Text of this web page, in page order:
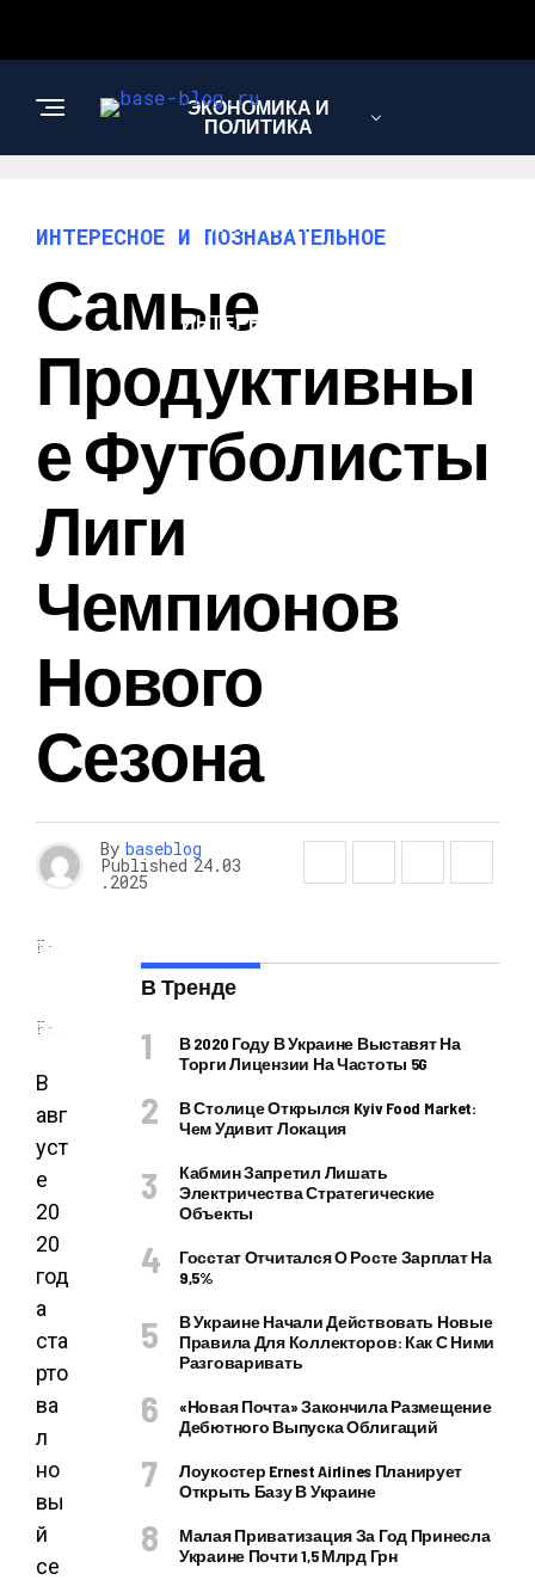
ЭКОНОМИКА И
ПОЛИТИКА
НОВОСТИ
ИНТЕРЕСНОЕ И
ИНТЕРЕСНОЕ И ПОЗНАВАТЕЛЬНОЕ
Самые
Продуктивны
Е Футболисты
Лиги
Чемпионов
Нового
Сезона
By baseblog
Published 24.03
.2025
В
авг
уст
е
20
20
год
а
ста
рто
ва
л
но
вы
й
се
В Тренде
В 2020 Году В Украине Выставят На
Торги Лицензии На Частоты 5G
В Столице Открылся Kyiv Food Market:
Чем Удивит Локация
Кабмин Запретил Лишать
Электричества Стратегические
Объекты
Госстат Отчитался О Росте Зарплат На
9,5%
В Украине Начали Действовать Новые
Правила Для Коллекторов: Как С Ними
Разговаривать
«Новая Почта» Закончила Размещение
Дебютного Выпуска Облигаций
Лоукостер Ernest Airlines Планирует
Открыть Базу В Украине
Малая Приватизация За Год Принесла
Украине Почти 1,5 Млрд Грн